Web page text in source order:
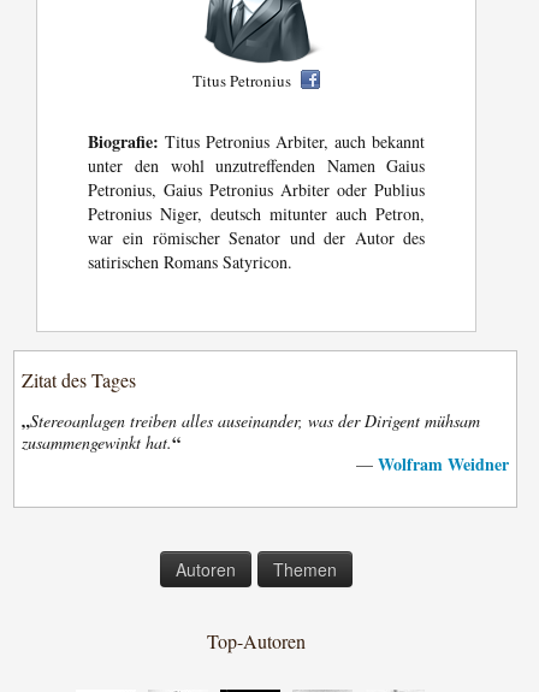
Titus Petronius
Biografie: Titus Petronius Arbiter, auch bekannt
unter den wohl unzutreffenden Namen Gaius
Petronius, Gaius Petronius Arbiter oder Publius
Petronius Niger, deutsch mitunter auch Petron,
war ein römischer Senator und der Autor des
satirischen Romans Satyricon.
Zitat des Tages
„Stereoanlagen treiben alles auseinander, was der Dirigent mühsam
zusammengewinkt hat.“
— Wolfram Weidner
Autoren Themen
Top-Autoren